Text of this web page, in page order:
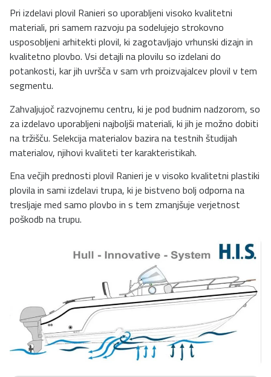
Pri izdelavi plovil Ranieri so uporabljeni visoko kvalitetni
materiali, pri samem razvoju pa sodelujejo strokovno
usposobljeni arhitekti plovil, ki zagotavljajo vrhunski dizajn in
kvalitetno plovbo. Vsi detajli na plovilu so izdelani do
potankosti, kar jih uvršča v sam vrh proizvajalcev plovil v tem
segmentu.
Zahvaljujoč razvojnemu centru, ki je pod budnim nadzorom, so
za izdelavo uporabljeni najboljši materiali, ki jih je možno dobiti
na tržišču. Selekcija materialov bazira na testnih študijah
materialov, njihovi kvaliteti ter karakteristikah.
Ena večjih prednosti plovil Ranieri je v visoko kvalitetni plastiki
plovila in sami izdelavi trupa, ki je bistveno bolj odporna na
tresljaje med samo plovbo in s tem zmanjšuje verjetnost
poškodb na trupu.